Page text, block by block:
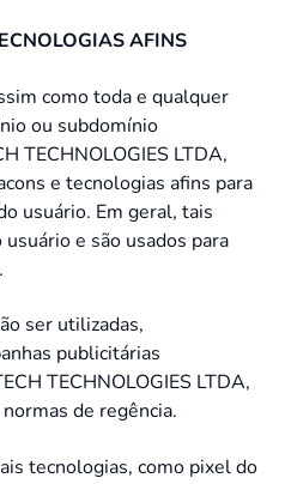
AFINS
como toda e qualquer
ou subdomínio
TECHNOLOGIES LTDA,
e tecnologias afins para
usuário. Em geral, tais
e são usados para
ser utilizadas,
publicitárias
TECHNOLOGIES LTDA,
de regência.
tecnologias, como pixel do